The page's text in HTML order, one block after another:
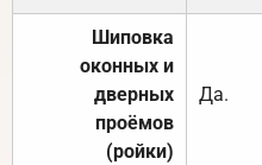
Шиповка
оконных и
дверных
проёмов
(ройки)
Да.